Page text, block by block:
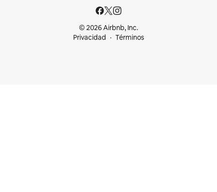
© 2026 Airbnb, Inc.
Privacidad
Términos